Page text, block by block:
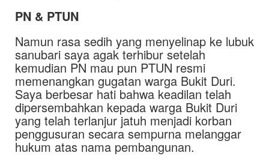
PN & PTUN
Namun rasa sedih yang menyelinap ke lubuk
sanubari saya agak terhibur setelah
kemudian PN mau pun PTUN resmi
memenangkan gugatan warga Bukit Duri.
Saya berbesar hati bahwa keadilan telah
dipersembahkan kepada warga Bukit Duri
yang telah terlanjur jatuh menjadi korban
penggusuran secara sempurna melanggar
hukum atas nama pembangunan.